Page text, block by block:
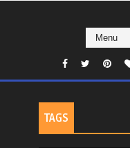
TAGS